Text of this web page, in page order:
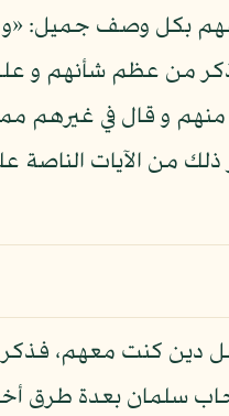
وصفهم بكل وصف جميل:
آمن معه مع ما ذكر من عظم
منهم مغفرة و أجرا عظيما»: الفتح - 29، فأتى بكلمة
بها و لكنه أخلد إلى الأرض و اتبع هواه»: الأعراف - 176، إلى
دين كنت معهم،
سلمان بعدة طرق